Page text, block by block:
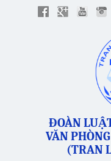
ĐOÀN
VĂN
(TRAN